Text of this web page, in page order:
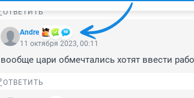
ОТВЕТИТЬ
Andre
11 октября 2023, 00:11
вообще цари обмечтались хотят ввести
ОТВЕТИТЬ